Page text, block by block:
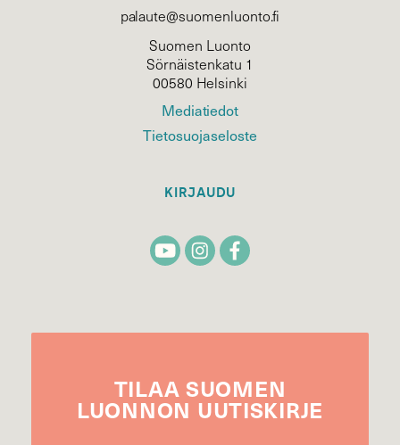
palaute@suomenluonto.fi
Suomen Luonto
Sörnäistenkatu 1
00580 Helsinki
Mediatiedot
Tietosuojaseloste
KIRJAUDU
TILAA SUOMEN
LUONNON UUTIS­KIRJE